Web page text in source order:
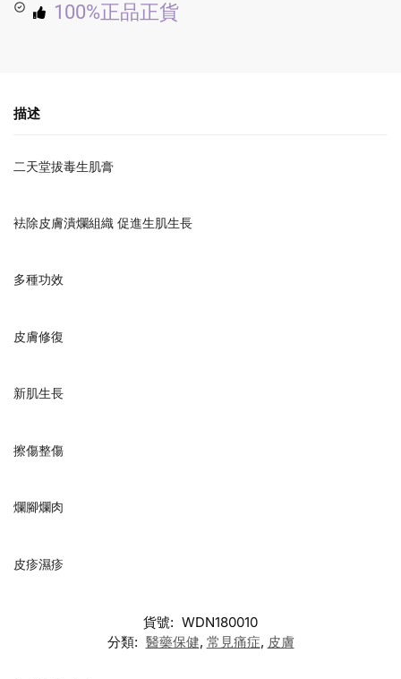
100%正品正貨
描述
二天堂拔毒生肌膏
袪除皮膚潰爛組織 促進生肌生長
多種功效
皮膚修復
新肌生長
擦傷整傷
爛腳爛肉
皮疹濕疹
貨號: WDN180010
分類: 醫藥保健, 常見痛症, 皮膚